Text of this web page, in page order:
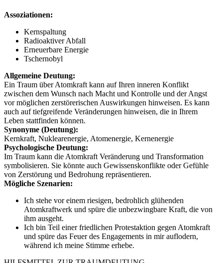
Assoziationen:
Kernspaltung
Radioaktiver Abfall
Erneuerbare Energie
Tschernobyl
Allgemeine Deutung:
Ein Traum über Atomkraft kann auf Ihren inneren Konflikt
zwischen dem Wunsch nach Macht und Kontrolle und der Angst
vor möglichen zerstörerischen Auswirkungen hinweisen. Es kann
auch auf tiefgreifende Veränderungen hinweisen, die in Ihrem
Leben stattfinden können.
Synonyme (Deutung):
Kernkraft, Nuklearenergie, Atomenergie, Kernenergie
Psychologische Deutung:
Im Traum kann die Atomkraft Veränderung und Transformation
symbolisieren. Sie könnte auch Gewissenskonflikte oder Gefühle
von Zerstörung und Bedrohung repräsentieren.
Mögliche Szenarien:
Ich stehe vor einem riesigen, bedrohlich glühenden
Atomkraftwerk und spüre die unbezwingbare Kraft, die von
ihm ausgeht.
Ich bin Teil einer friedlichen Protestaktion gegen Atomkraft
und spüre das Feuer des Engagements in mir auflodern,
während ich meine Stimme erhebe.